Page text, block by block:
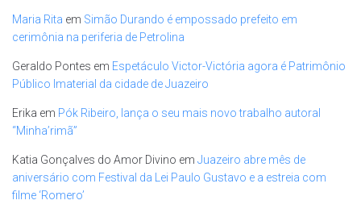
Maria Rita em Simão Durando é empossado prefeito em
cerimônia na periferia de Petrolina
Geraldo Pontes em Espetáculo Victor-Victória agora é Patrimônio
Público Imaterial da cidade de Juazeiro
Erika em Pók Ribeiro, lança o seu mais novo trabalho autoral
“Minha’rimã”
Katia Gonçalves do Amor Divino em Juazeiro abre mês de
aniversário com Festival da Lei Paulo Gustavo e a estreia com
filme ‘Romero’